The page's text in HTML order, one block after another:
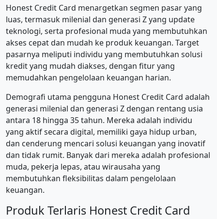
Honest Credit Card menargetkan segmen pasar yang
luas, termasuk milenial dan generasi Z yang update
teknologi, serta profesional muda yang membutuhkan
akses cepat dan mudah ke produk keuangan. Target
pasarnya meliputi individu yang membutuhkan solusi
kredit yang mudah diakses, dengan fitur yang
memudahkan pengelolaan keuangan harian.
Demografi utama pengguna Honest Credit Card adalah
generasi milenial dan generasi Z dengan rentang usia
antara 18 hingga 35 tahun. Mereka adalah individu
yang aktif secara digital, memiliki gaya hidup urban,
dan cenderung mencari solusi keuangan yang inovatif
dan tidak rumit. Banyak dari mereka adalah profesional
muda, pekerja lepas, atau wirausaha yang
membutuhkan fleksibilitas dalam pengelolaan
keuangan.
Produk Terlaris Honest Credit Card